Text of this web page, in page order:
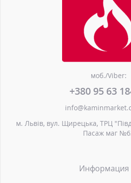
моб./Viber:
+380 95 63
м. Львів, вул. Щирецька, ТРЦ
Пасаж маг
Информация